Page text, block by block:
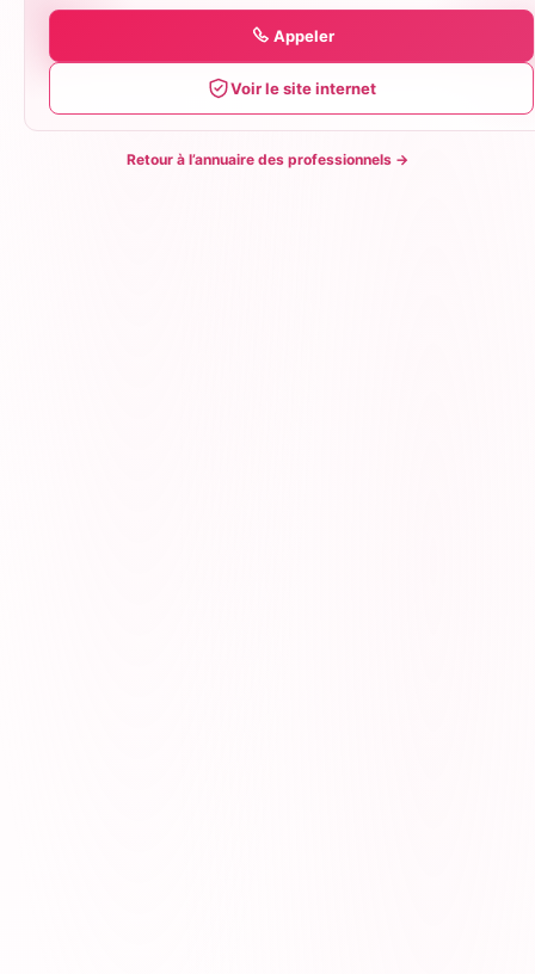
Appeler
Voir le site internet
Retour à l’annuaire des professionnels →